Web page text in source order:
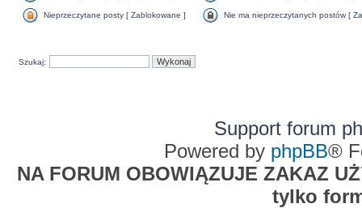
Nieprzeczytane posty [ Zablokowane ] Nie ma nieprzeczytanych postów [
Szukaj:
Support forum
Powered by phpBB®
NA FORUM OBOWIĄZUJE ZAKAZ
tylko